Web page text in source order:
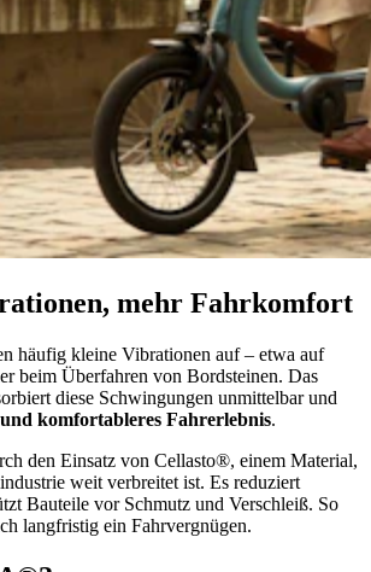
mehr Fahrkomfort
häufig kleine Vibrationen auf – etwa auf
beim Überfahren von Bordsteinen. Das
diese Schwingungen unmittelbar und
und komfortableres Fahrerlebnis.
den Einsatz von Cellasto®, einem Material,
weit verbreitet ist. Es reduziert
Bauteile vor Schmutz und Verschleiß. So
langfristig ein Fahrvergnügen.